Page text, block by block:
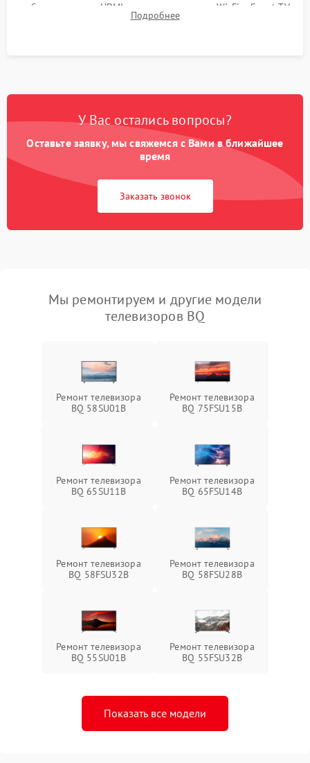
работы разъемов HDMI, динамиков, модуля Wi-Fi и Smart TV
в рабочем режиме в течение нескольких часов.
Подробнее
У Вас остались вопросы?
Оставьте заявку, мы свяжемся с Вами в ближайшее
время
Заказать звонок
Мы ремонтируем и другие модели
телевизоров BQ
Ремонт телевизора
BQ 58SU01B
Ремонт телевизора
BQ 75FSU15B
Ремонт телевизора
BQ 65SU11B
Ремонт телевизора
BQ 65FSU14B
Ремонт телевизора
BQ 58FSU32B
Ремонт телевизора
BQ 58FSU28B
Ремонт телевизора
BQ 55SU01B
Ремонт телевизора
BQ 55FSU32B
Показать все модели